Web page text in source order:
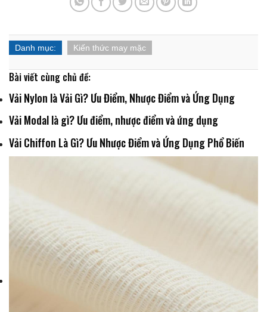
Danh mục: Kiến thức may mặc
Bài viết cùng chủ đề:
Vải Nylon là Vải Gì? Ưu Điểm, Nhược Điểm và Ứng Dụng
Vải Modal là gì? Ưu điểm, nhược điểm và ứng dụng
Vải Chiffon Là Gì? Ưu Nhược Điểm và Ứng Dụng Phổ Biến